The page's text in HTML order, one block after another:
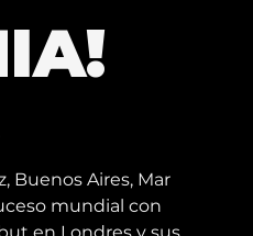
Buenos Aires, Mar
mundial con